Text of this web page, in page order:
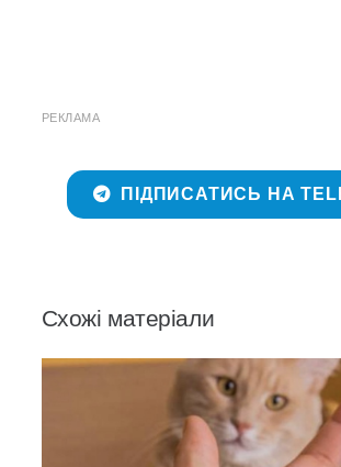
РЕКЛАМА
ПІДПИСАТИСЬ НА
Схожі матеріали